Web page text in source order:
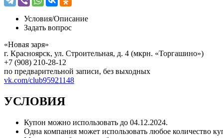
Условия/Описание
Задать вопрос
«Новая заря»
г. Красноярск, ул. Строительная, д. 4 (мкрн. «Торгашино»)
+7 (908) 210-28-12
по предварительной записи, без выходных
vk.com/club95921148
УСЛОВИЯ
Купон можно использовать до 04.12.2024.
Одна компания может использовать любое количество